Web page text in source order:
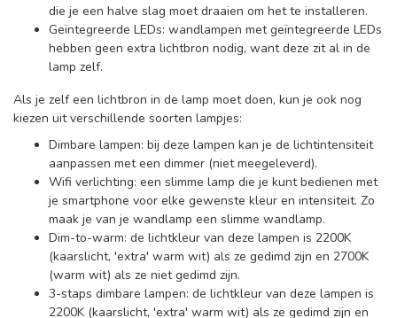
die je een halve slag moet draaien om het te installeren.
Geïntegreerde LEDs: wandlampen met geïntegreerde LEDs
hebben geen extra lichtbron nodig, want deze zit al in de
lamp zelf.
Als je zelf een lichtbron in de lamp moet doen, kun je ook nog
kiezen uit verschillende soorten lampjes:
Dimbare lampen: bij deze lampen kan je de lichtintensiteit
aanpassen met een dimmer (niet meegeleverd).
Wifi verlichting: een slimme lamp die je kunt bedienen met
je smartphone voor elke gewenste kleur en intensiteit. Zo
maak je van je wandlamp een slimme wandlamp.
Dim-to-warm: de lichtkleur van deze lampen is 2200K
(kaarslicht, 'extra' warm wit) als ze gedimd zijn en 2700K
(warm wit) als ze niet gedimd zijn.
3-staps dimbare lampen: de lichtkleur van deze lampen is
2200K (kaarslicht, 'extra' warm wit) als ze gedimd zijn en